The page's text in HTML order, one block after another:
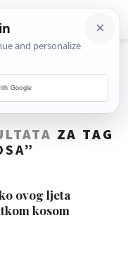
ZA TAG
”
ovog ljeta
kosom
Google